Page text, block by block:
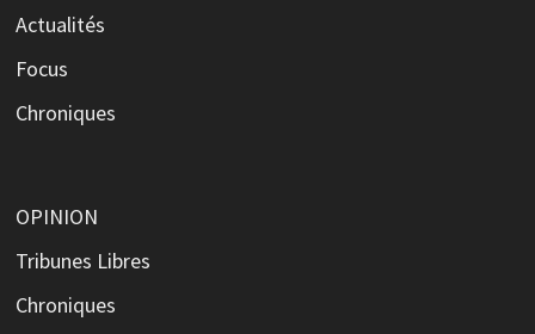
Actualités
Focus
Chroniques
OPINION
Tribunes Libres
Chroniques